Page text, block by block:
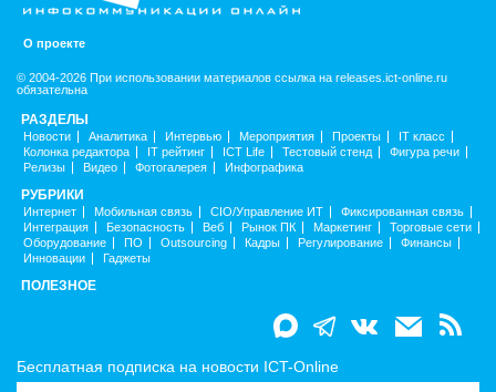
О проекте
© 2004-2026 При использовании материалов ссылка на releases.ict-online.ru
обязательна
РАЗДЕЛЫ
Новости Аналитика Интервью Мероприятия Проекты
IT класс
Колонка редактора
IT рейтинг ICT Life Тестовый стенд
Фигура речи
Релизы
Видео Фотогалерея Инфографика
РУБРИКИ
Интернет Мобильная связь CIO/Управление ИТ
Фиксированная связь
Интеграция
Безопасность Веб Рынок ПК Маркетинг
Торговые сети
Оборудование
ПО Outsourcing Кадры Регулирование
Финансы
Инновации
Гаджеты
ПОЛЕЗНОЕ
Бесплатная подписка на новости ICT-Online